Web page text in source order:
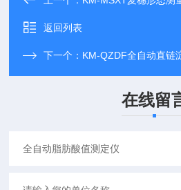
返回列表
下一个： KM-QZDF全自动直链
在线留